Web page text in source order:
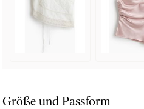
Größe und Passform